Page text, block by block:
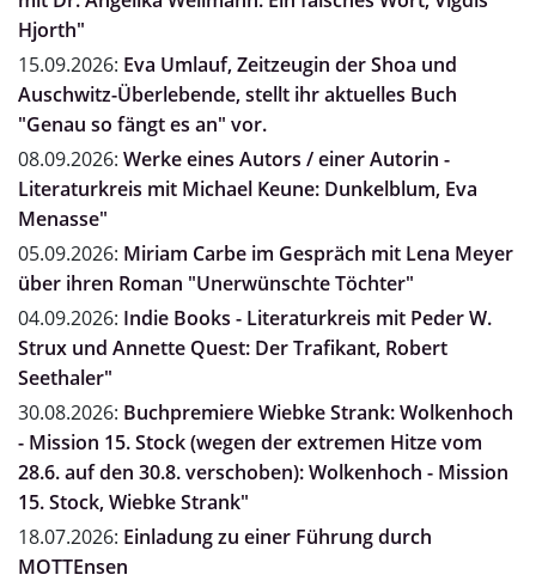
Hjorth"
15.09.2026: Eva Umlauf, Zeitzeugin der Shoa und
Auschwitz-Überlebende, stellt ihr aktuelles Buch
"Genau so fängt es an" vor.
08.09.2026: Werke eines Autors / einer Autorin -
Literaturkreis mit Michael Keune: Dunkelblum, Eva
Menasse"
05.09.2026: Miriam Carbe im Gespräch mit Lena Meyer
über ihren Roman "Unerwünschte Töchter"
04.09.2026: Indie Books - Literaturkreis mit Peder W.
Strux und Annette Quest: Der Trafikant, Robert
Seethaler"
30.08.2026: Buchpremiere Wiebke Strank: Wolkenhoch
- Mission 15. Stock (wegen der extremen Hitze vom
28.6. auf den 30.8. verschoben): Wolkenhoch - Mission
15. Stock, Wiebke Strank"
18.07.2026: Einladung zu einer Führung durch
MOTTEnsen